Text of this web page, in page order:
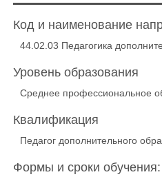
Код и наименование
44.02.03 Педагогика
Уровень образования
Среднее профессиональное
Квалификация
Педагог дополнительного
Формы и сроки обучения: